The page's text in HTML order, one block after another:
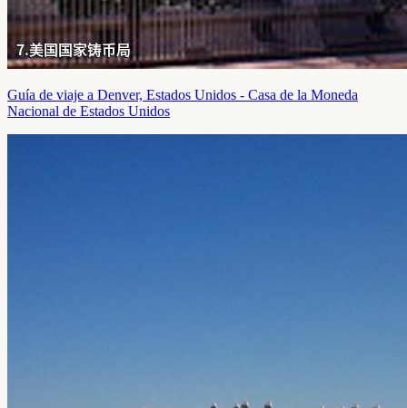
Guía de viaje a Denver, Estados Unidos - Casa de la Moneda
Nacional de Estados Unidos